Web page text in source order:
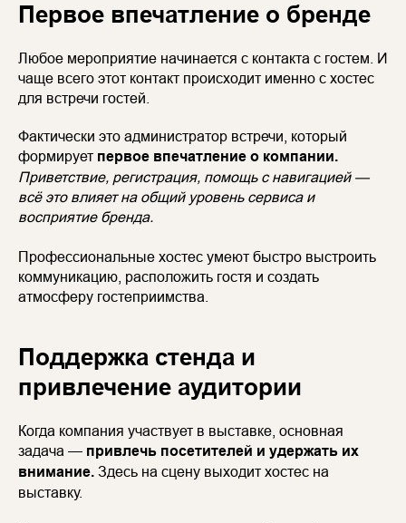
Первое впечатление о бренде
Любое мероприятие начинается с контакта с гостем. И
чаще всего этот контакт происходит именно с хостес
для встречи гостей.
Фактически это администратор встречи, который
формирует первое впечатление о компании.
Приветствие, регистрация, помощь с навигацией —
всё это влияет на общий уровень сервиса и
восприятие бренда.
Профессиональные хостес умеют быстро выстроить
коммуникацию, расположить гостя и создать
атмосферу гостеприимства.
Поддержка стенда и
привлечение аудитории
Когда компания участвует в выставке, основная
задача — привлечь посетителей и удержать их
внимание. Здесь на сцену выходит хостес на
выставку.